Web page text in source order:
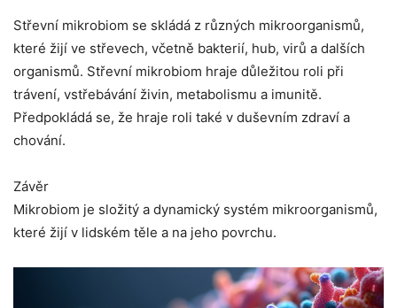
Střevní mikrobiom se skládá z různých mikroorganismů,
které žijí ve střevech, včetně bakterií, hub, virů a dalších
organismů. Střevní mikrobiom hraje důležitou roli při
trávení, vstřebávání živin, metabolismu a imunitě.
Předpokládá se, že hraje roli také v duševním zdraví a
chování.
Závěr
Mikrobiom je složitý a dynamický systém mikroorganismů,
které žijí v lidském těle a na jeho povrchu.